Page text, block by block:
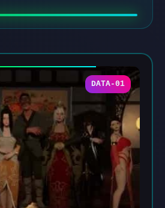
DATA-01